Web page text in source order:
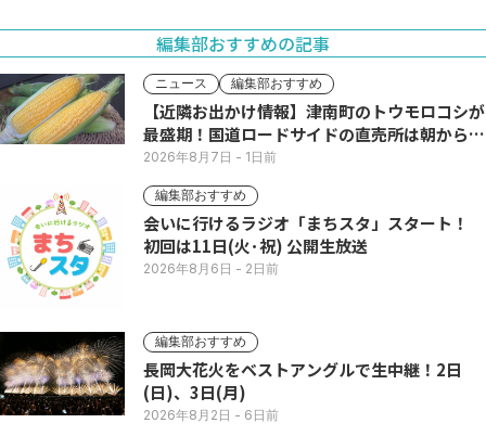
編集部おすすめの記事
ニュース 編集部おすすめ
【近隣お出かけ情報】津南町のトウモロコシが
最盛期！国道ロードサイドの直売所は朝から長
い列
2026年8月7日 - 1日前
編集部おすすめ
会いに行けるラジオ「まちスタ」スタート！
初回は11日(火･祝) 公開生放送
2026年8月6日 - 2日前
編集部おすすめ
長岡大花火をベストアングルで生中継！2日
(日)、3日(月)
2026年8月2日 - 6日前